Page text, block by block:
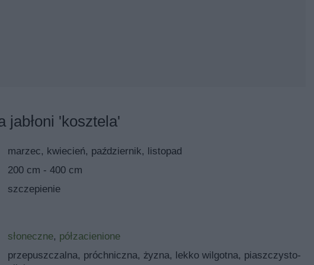
przypadłość, która może zniszczyć cały plon.
jabłoni 'kosztela'
marzec, kwiecień, październik, listopad
200 cm - 400 cm
szczepienie
słoneczne, półzacienione
przepuszczalna, próchniczna, żyzna, lekko wilgotna, piaszczysto-